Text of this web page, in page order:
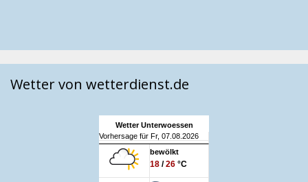
Wetter von wetterdienst.de
Wetter Unterwoessen
Vorhersage für Fr, 07.08.2026
bewölkt
18 /26 °C